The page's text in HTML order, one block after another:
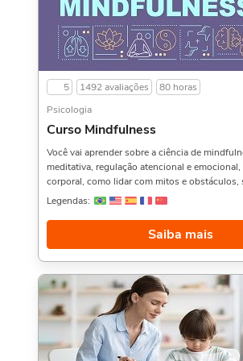
5 1492 avaliações
80 horas
Psicologia
Curso Mindfulness
Você vai aprender sobre a ciência de
meditativa, regulação atencional e emocional,
corporal, como lidar com mitos e obstáculos,
pensamentos, tipos de escuta, as bases para
Comunicação Assertiva,, Construindo o
Imagem, e Relações Interpessoais no Trabalho
10 horas de carga horária. Conforme nosso
de uso.
Legendas:
Saiba mais